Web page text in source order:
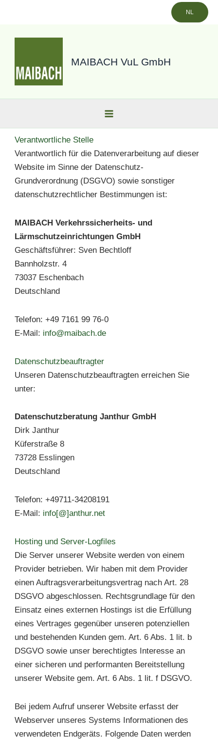
NL
MAIBACH VuL GmbH
Verantwortliche Stelle
Verantwortlich für die Datenverarbeitung auf dieser
Website im Sinne der Datenschutz-
Grundverordnung (DSGVO) sowie sonstiger
datenschutzrechtlicher Bestimmungen ist:
MAIBACH Verkehrssicherheits- und
Lärmschutzeinrichtungen GmbH
Geschäftsführer: Sven Bechtloff
Bannholzstr. 4
73037 Eschenbach
Deutschland
Telefon: +49 7161 99 76-0
E-Mail: info@maibach.de
Datenschutzbeauftragter
Unseren Datenschutzbeauftragten erreichen Sie
unter:
Datenschutzberatung Janthur GmbH
Dirk Janthur
Küferstraße 8
73728 Esslingen
Deutschland
Telefon: +49711-34208191
E-Mail: info[@]anthur.net
Hosting und Server-Logfiles
Die Server unserer Website werden von einem
Provider betrieben. Wir haben mit dem Provider
einen Auftragsverarbeitungsvertrag nach Art. 28
DSGVO abgeschlossen. Rechtsgrundlage für den
Einsatz eines externen Hostings ist die Erfüllung
eines Vertrages gegenüber unseren potenziellen
und bestehenden Kunden gem. Art. 6 Abs. 1 lit. b
DSGVO sowie unser berechtigtes Interesse an
einer sicheren und performanten Bereitstellung
unserer Website gem. Art. 6 Abs. 1 lit. f DSGVO.
Bei jedem Aufruf unserer Website erfasst der
Webserver unseres Systems Informationen des
verwendeten Endgeräts. Folgende Daten werden